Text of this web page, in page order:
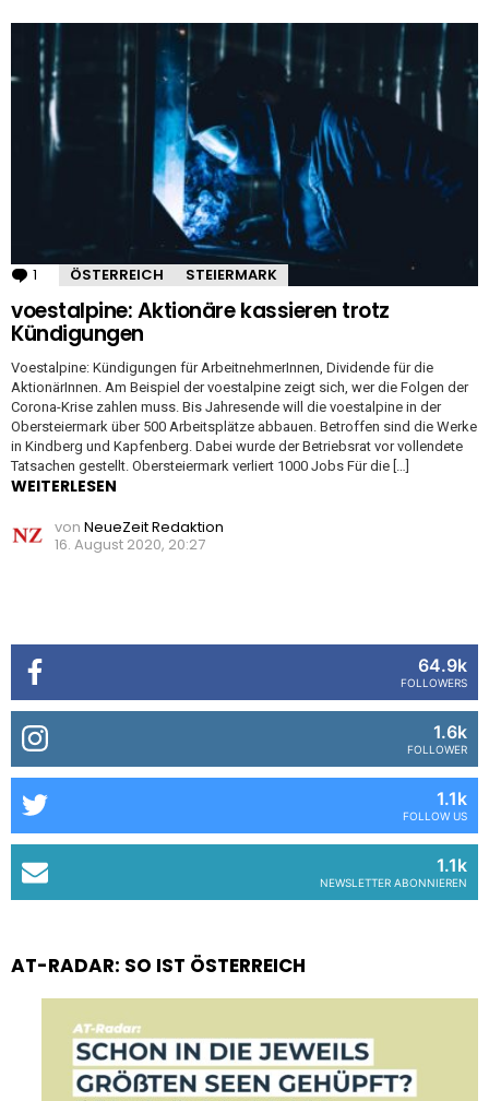
1 Kommentar
ÖSTERREICH STEIERMARK
voestalpine: Aktionäre kassieren trotz
Kündigungen
Voestalpine: Kündigungen für ArbeitnehmerInnen, Dividende für die
AktionärInnen. Am Beispiel der voestalpine zeigt sich, wer die Folgen der
Corona-Krise zahlen muss. Bis Jahresende will die voestalpine in der
Obersteiermark über 500 Arbeitsplätze abbauen. Betroffen sind die Werke
in Kindberg und Kapfenberg. Dabei wurde der Betriebsrat vor vollendete
Tatsachen gestellt. Obersteiermark verliert 1000 Jobs Für die […]
WEITERLESEN
von NeueZeit Redaktion
16. August 2020, 20:27
64.9k
FOLLOWERS
1.6k
FOLLOWER
1.1k
FOLLOW US
1.1k
NEWSLETTER ABONNIEREN
AT-RADAR: SO IST ÖSTERREICH